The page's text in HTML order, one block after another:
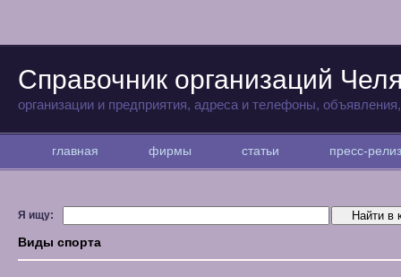
Справочник организаций
организации и предприятия, адреса и телефоны,
главная фирмы статьи пресс-
Я ищу:
Виды спорта